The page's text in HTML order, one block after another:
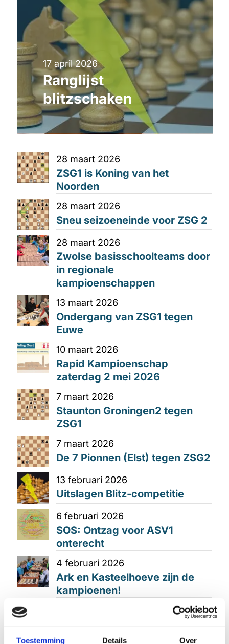
Toestemming Details Over
17 april 2026
Ranglijst
blitzschaken
28 maart 2026
ZSG1 is Koning van het
Noorden
28 maart 2026
Sneu seizoeneinde voor ZSG 2
28 maart 2026
Zwolse basisschoolteams door
in regionale
kampioenschappen
13 maart 2026
Ondergang van ZSG1 tegen
Euwe
10 maart 2026
Rapid Kampioenschap
zaterdag 2 mei 2026
7 maart 2026
Staunton Groningen2 tegen
ZSG1
7 maart 2026
De 7 Pionnen (Elst) tegen ZSG2
13 februari 2026
Uitslagen Blitz-competitie
6 februari 2026
SOS: Ontzag voor ASV1
onterecht
4 februari 2026
Ark en Kasteelhoeve zijn de
kampioenen!